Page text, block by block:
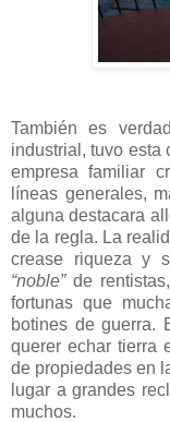
También es
industrial, tuvo esta
empresa familiar
líneas generales,
alguna destacara
de la regla. La
crease riqueza y
“noble”de
fortunas que
botines de guerra.
querer echar tierra
de propiedades en
lugar a grandes
muchos.